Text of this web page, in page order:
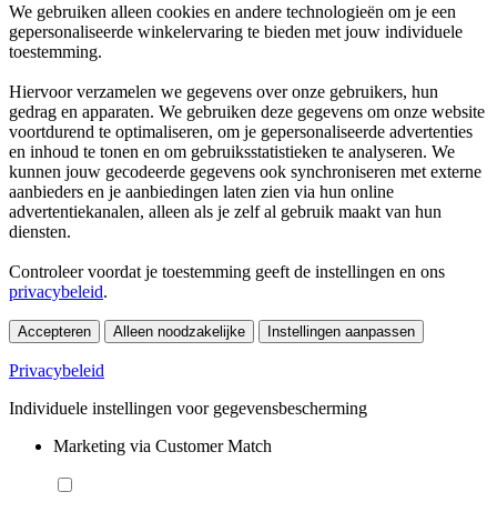
We gebruiken alleen cookies en andere technologieën om je een
gepersonaliseerde winkelervaring te bieden met jouw individuele
toestemming.
Hiervoor verzamelen we gegevens over onze gebruikers, hun
gedrag en apparaten. We gebruiken deze gegevens om onze website
voortdurend te optimaliseren, om je gepersonaliseerde advertenties
en inhoud te tonen en om gebruiksstatistieken te analyseren. We
kunnen jouw gecodeerde gegevens ook synchroniseren met externe
aanbieders en je aanbiedingen laten zien via hun online
advertentiekanalen, alleen als je zelf al gebruik maakt van hun
diensten.
Controleer voordat je toestemming geeft de instellingen en ons
privacybeleid.
Accepteren Alleen noodzakelijke Instellingen aanpassen
Privacybeleid
Individuele instellingen voor gegevensbescherming
Marketing via Customer Match